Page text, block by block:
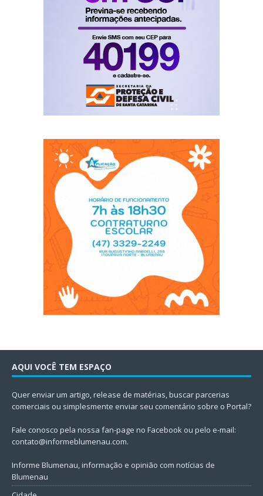
AQUI VOCÊ TEM ESPAÇO
Quer enviar um artigo, release de matérias, buscar parcerias
comerciais ou simplesmente enviar seu comentário sobre o Portal?
Fale conosco pela nossa fan-page no Facebook ou pelo e-mail:
contato@informeblumenau.com.
Informe Blumenau, informação e opinião com notícias de
Blumenau